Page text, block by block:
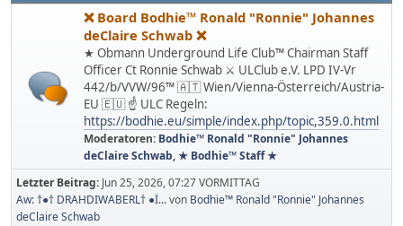
❌ Board Bodhie™ Ronald "Ronnie" Johannes
deClaire Schwab ❌
★ Obmann Underground Life Club™ Chairman Staff
Officer Ct Ronnie Schwab ⚔ ULClub e.V. LPD IV-Vr
442/b/VVW/96™ 🇦🇹 Wien/Vienna-Österreich/Austria-
EU 🇪🇺 ☝ ULC Regeln:
https://bodhie.eu/simple/index.php/topic,359.0.html
Moderatoren: Bodhie™ Ronald "Ronnie" Johannes
deClaire Schwab,★ Bodhie™ Staff ★
Letzter Beitrag: Jun 25, 2026, 07:27 VORMITTAG
Aw: †●† DRAHDIWABERL† ●Ï...von Bodhie™ Ronald "Ronnie" Johannes
deClaire Schwab